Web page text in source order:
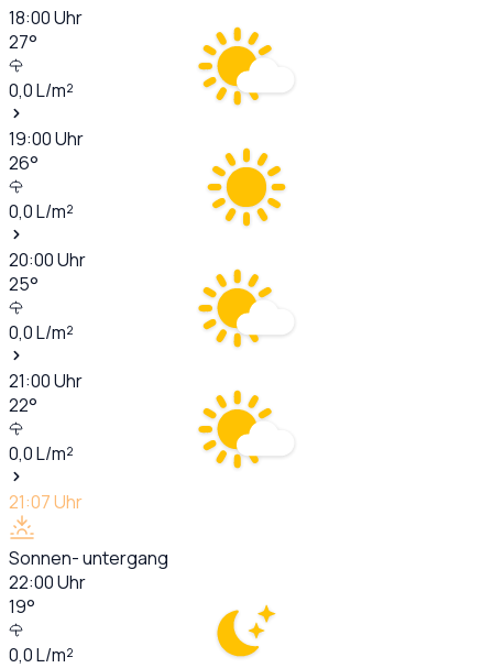
18:00Uhr
27°
0,0L/m²
19:00Uhr
26°
0,0L/m²
20:00Uhr
25°
0,0L/m²
21:00Uhr
22°
0,0L/m²
21:07Uhr
Sonnen- untergang
22:00Uhr
19°
0,0L/m²